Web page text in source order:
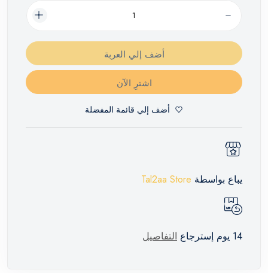
أضف إلي العربة
اشترِ الآن
أضف إلي قائمة المفضلة
يباع بواسطة Tal2aa Store
14 يوم إسترجاع التفاصيل